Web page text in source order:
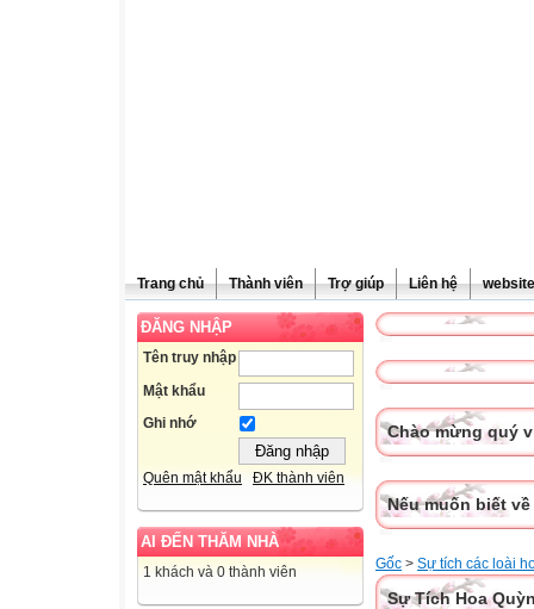
Trang chủ Thành viên Trợ giúp Liên hệ
ĐĂNG NHẬP
Tên truy nhập
Mật khẩu
Ghi nhớ
Quên mật khẩu ĐK thành viên
AI ĐẾN THĂM NHÀ
1 khách và 0 thành viên
Chào mừng quý
Nếu muốn biết
Gốc > Sự tích các loài
Sự Tích Hoa